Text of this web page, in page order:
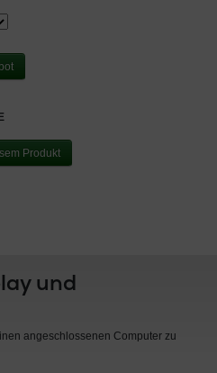
Produkt
und
angeschlossenen Computer zu